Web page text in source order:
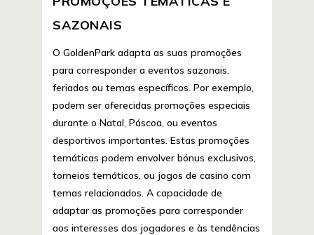
SAZONAIS
O GoldenPark adapta as suas promoções
para corresponder a eventos sazonais,
feriados ou temas específicos. Por exemplo,
podem ser oferecidas promoções especiais
durante o Natal, Páscoa, ou eventos
desportivos importantes. Estas promoções
temáticas podem envolver bónus exclusivos,
torneios temáticos, ou jogos de casino com
temas relacionados. A capacidade de
adaptar as promoções para corresponder
aos interesses dos jogadores e às tendências